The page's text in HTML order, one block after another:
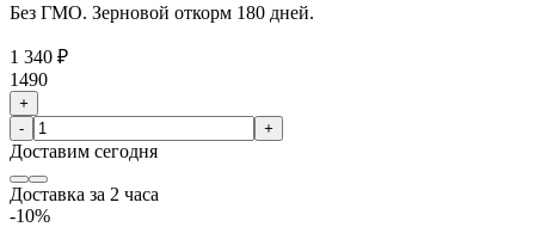
Без ГМО. Зерновой откорм 180 дней.
1 340 ₽
1490
+
-
+
Доставим сегодня
Доставка за 2 часа
-10%